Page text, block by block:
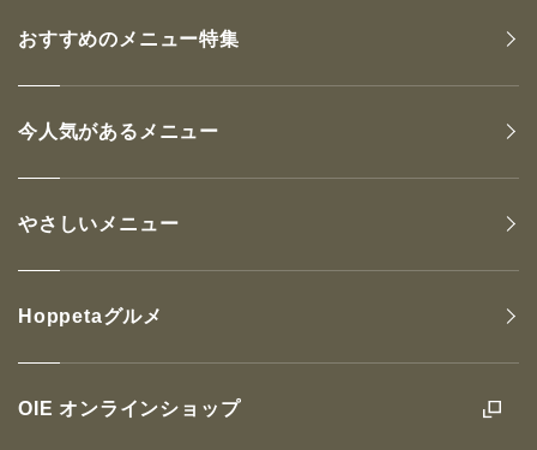
OIE オンラインショップ
おすすめのメニュー特集
今人気があるメニュー
やさしいメニュー
Hoppetaグルメ